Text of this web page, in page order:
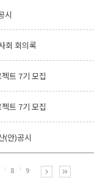
시
회 회의록
트 7기 모집
트 7기 모집
(안)공시
8 9